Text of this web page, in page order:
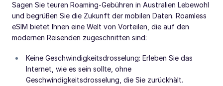
Sagen Sie teuren Roaming-Gebühren in Australien Lebewohl
und begrüßen Sie die Zukunft der mobilen Daten. Roamless
eSIM bietet Ihnen eine Welt von Vorteilen, die auf den
modernen Reisenden zugeschnitten sind:
Keine Geschwindigkeitsdrosselung: Erleben Sie das
Internet, wie es sein sollte, ohne
Geschwindigkeitsdrosselung, die Sie zurückhält.